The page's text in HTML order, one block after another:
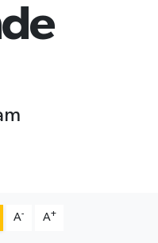
A- A+